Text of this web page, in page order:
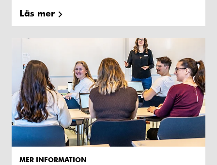
Läs mer
MER INFORMATION